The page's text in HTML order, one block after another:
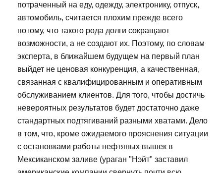
потраченный на еду, одежду, электронику, отпуск,
автомобиль, считается плохим прежде всего
потому, что такого рода долги сокращают
возможности, а не создают их. Поэтому, по словам
эксперта, в ближайшем будущем на первый план
выйдет не ценовая конкуренция, а качественная,
связанная с квалифицированным и оперативным
обслуживанием клиентов. Для того, чтобы достичь
невероятных результатов будет достаточно даже
стандартных подтягиваний разными хватами. Дело
в том, что, кроме ожидаемого прояснения ситуации
с остановками работы нефтяных вышек в
Мексиканском заливе (ураган "Нэйт" заставил